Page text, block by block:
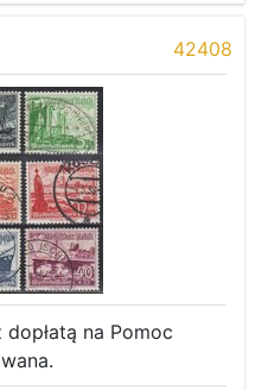
42408
dopłatą na Pomoc